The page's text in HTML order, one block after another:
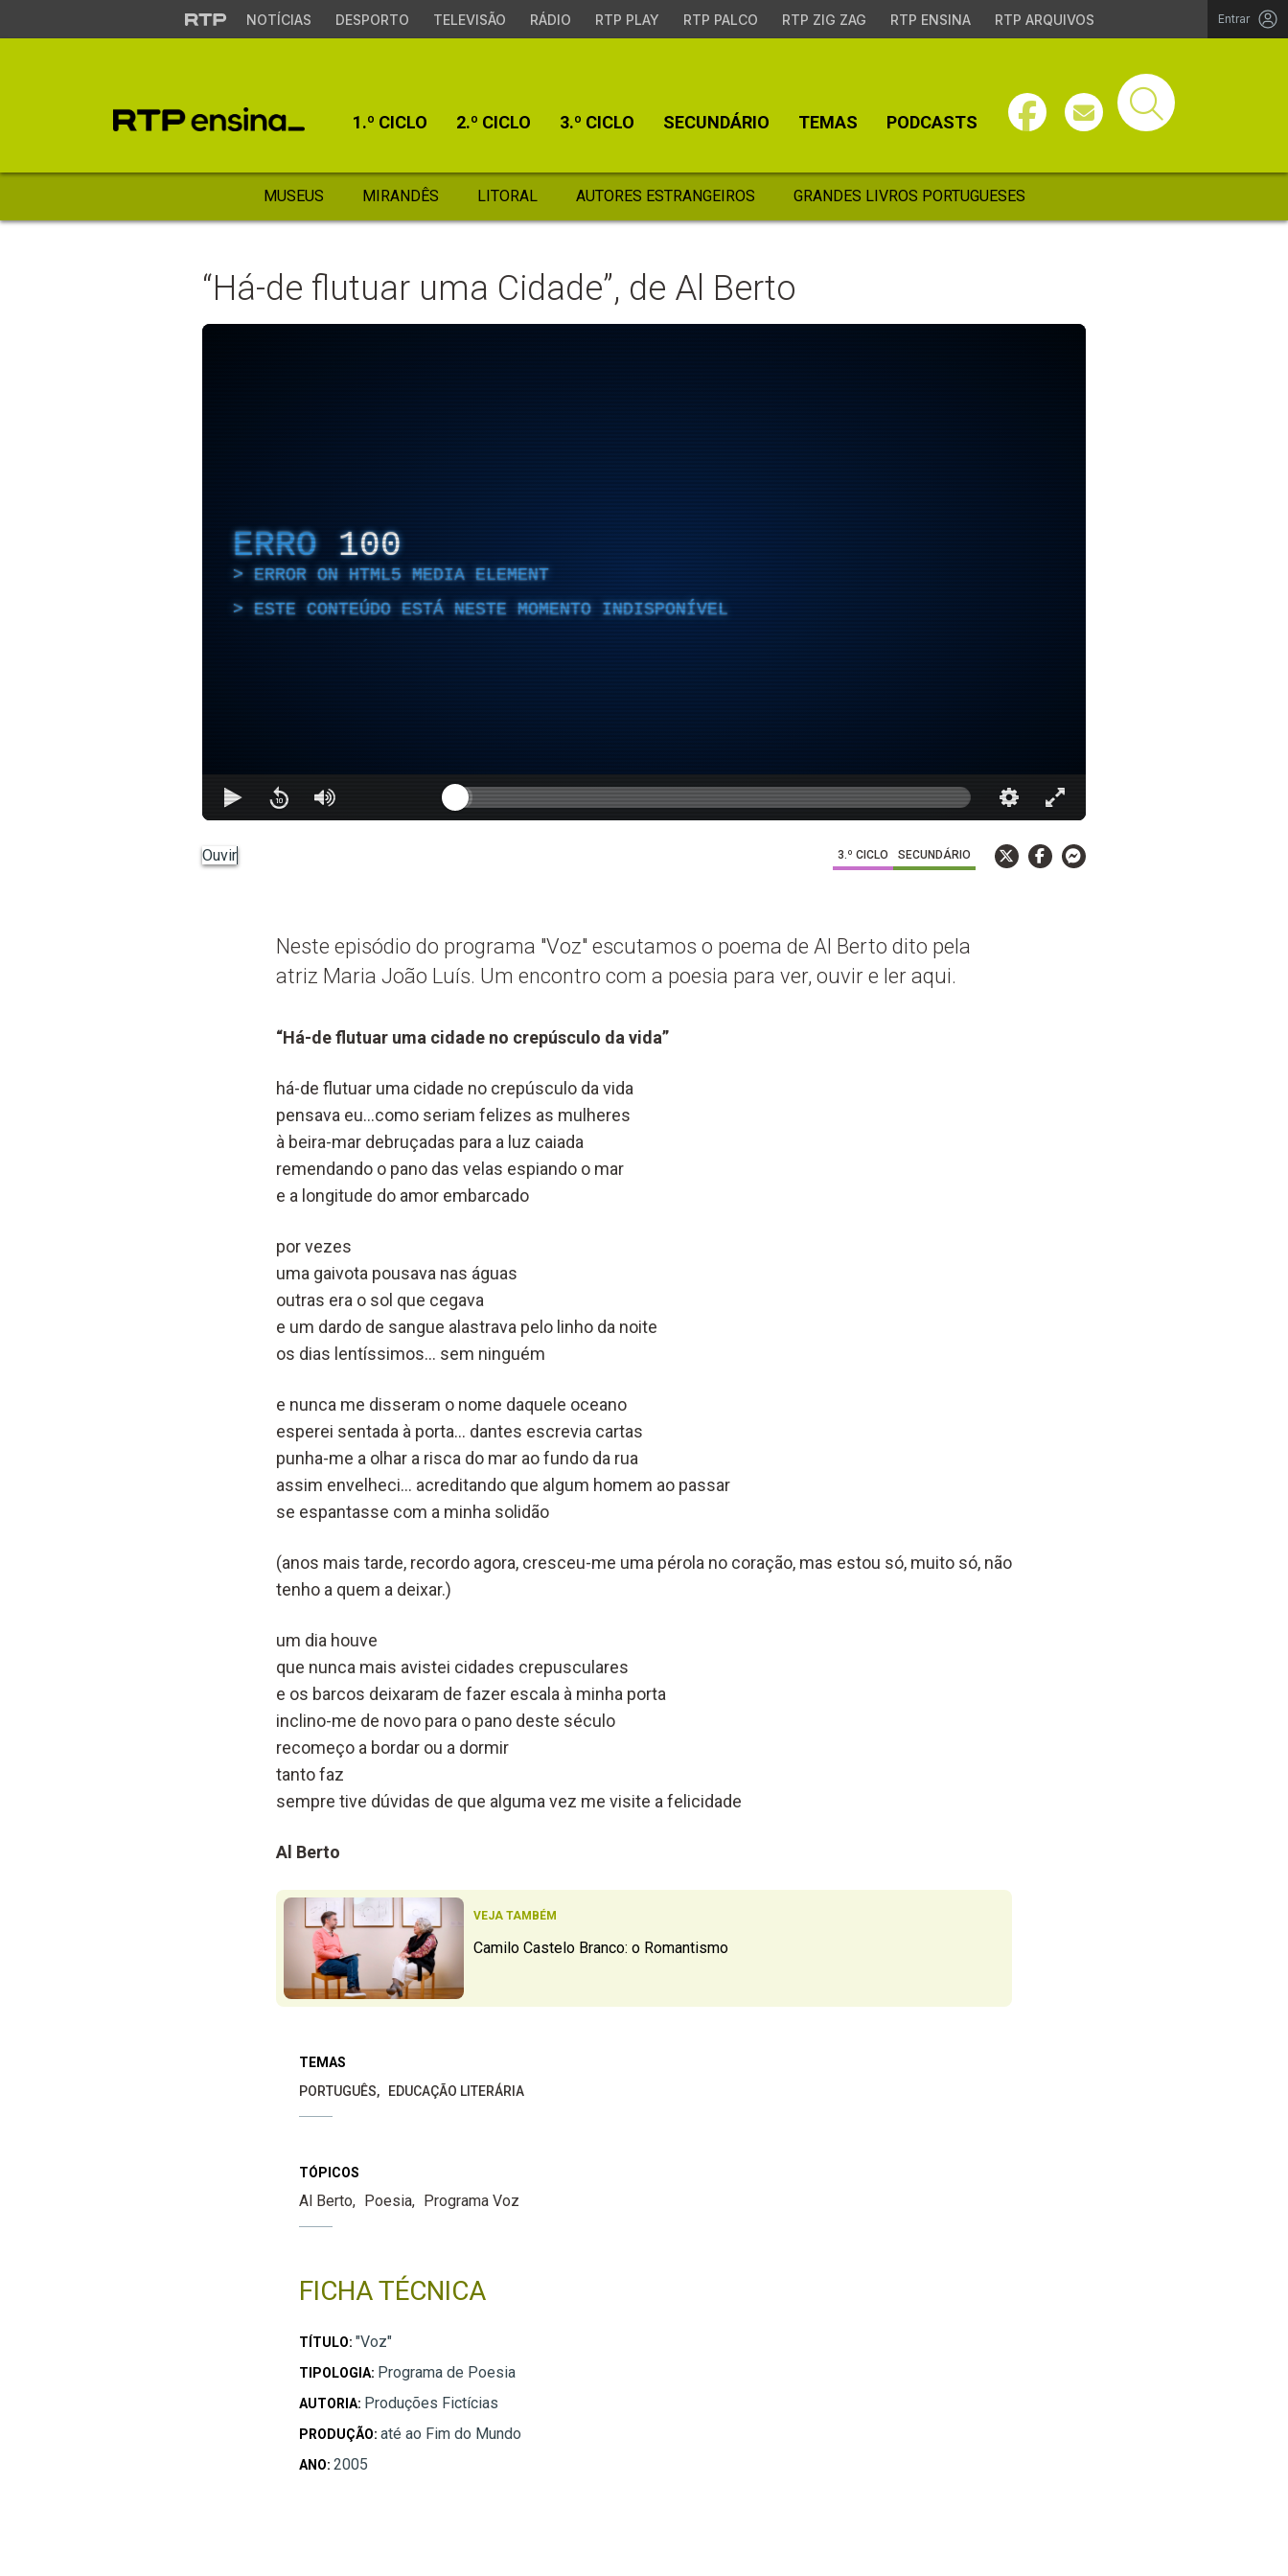
NOTÍCIAS DESPORTO TELEVISÃO RÁDIO RTP PLAY RTP PALCO RTP ZIG ZAG RTP ENSINA RTP ARQUIVOS Entrar
1.º CICLO 2.º CICLO 3.º CICLO SECUNDÁRIO TEMAS PODCASTS
MUSEUS MIRANDÊS LITORAL AUTORES ESTRANGEIROS GRANDES LIVROS PORTUGUESES
“Há-de flutuar uma Cidade”, de Al Berto
ERRO 100
ERROR ON HTML5 MEDIA ELEMENT
ESTE CONTEÚDO ESTÁ NESTE MOMENTO INDISPONÍVEL
Ouvir 3.º CICLO SECUNDÁRIO
Neste episódio do programa "Voz" escutamos o poema de Al Berto dito pela
atriz Maria João Luís. Um encontro com a poesia para ver, ouvir e ler aqui.
“Há-de flutuar uma cidade no crepúsculo da vida”
há-de flutuar uma cidade no crepúsculo da vida
pensava eu…como seriam felizes as mulheres
à beira-mar debruçadas para a luz caiada
remendando o pano das velas espiando o mar
e a longitude do amor embarcado
por vezes
uma gaivota pousava nas águas
outras era o sol que cegava
e um dardo de sangue alastrava pelo linho da noite
os dias lentíssimos… sem ninguém
e nunca me disseram o nome daquele oceano
esperei sentada à porta… dantes escrevia cartas
punha-me a olhar a risca do mar ao fundo da rua
assim envelheci… acreditando que algum homem ao passar
se espantasse com a minha solidão
(anos mais tarde, recordo agora, cresceu-me uma pérola no coração, mas estou só, muito só, não
tenho a quem a deixar.)
um dia houve
que nunca mais avistei cidades crepusculares
e os barcos deixaram de fazer escala à minha porta
inclino-me de novo para o pano deste século
recomeço a bordar ou a dormir
tanto faz
sempre tive dúvidas de que alguma vez me visite a felicidade
Al Berto
VEJA TAMBÉM
Camilo Castelo Branco: o Romantismo
TEMAS
PORTUGUÊS
EDUCAÇÃO LITERÁRIA
TÓPICOS
Al Berto Poesia Programa Voz
FICHA TÉCNICA
TÍTULO: "Voz"
TIPOLOGIA: Programa de Poesia
AUTORIA: Produções Fictícias
PRODUÇÃO: até ao Fim do Mundo
ANO: 2005